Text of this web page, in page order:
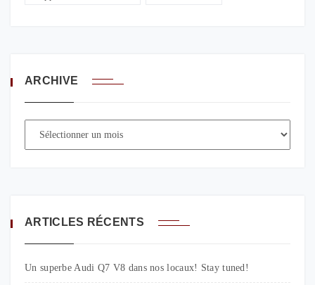
ARCHIVE
ARTICLES RÉCENTS
Un superbe Audi Q7 V8 dans nos locaux! Stay tuned!